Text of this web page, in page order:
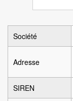
Société
Adresse
SIREN